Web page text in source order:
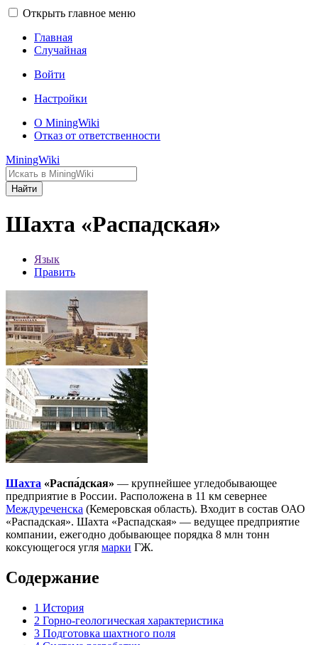
Открыть главное меню
Главная
Случайная
Войти
Настройки
О MiningWiki
Отказ от ответственности
MiningWiki
Найти
Шахта «Распадская»
Язык
Править
Шахта «Распа́дская» — крупнейшее угледобывающее
предприятие в России. Расположена в 11 км севернее
Междуреченска (Кемеровская область). Входит в состав ОАО
«Распадская». Шахта «Распадская» — ведущее предприятие
компании, ежегодно добывающее порядка 8 млн тонн
коксующегося угля марки ГЖ.
Содержание
1 История
2 Горно-геологическая характеристика
3 Подготовка шахтного поля